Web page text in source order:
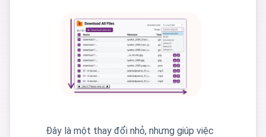
Đây là một thay đổi nhỏ, nhưng giúp việc